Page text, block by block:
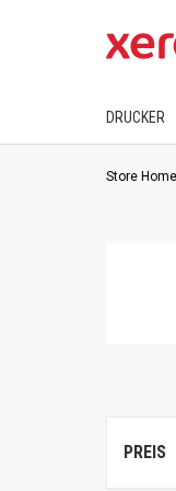
DRUCKER
FÜR
Store Home
PREIS